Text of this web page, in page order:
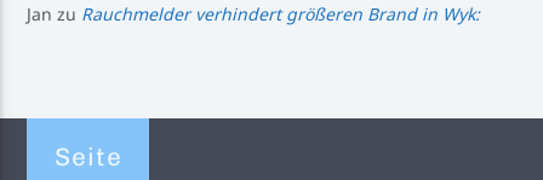
Jan zu Rauchmelder verhindert größeren Brand in Wyk:
Seite